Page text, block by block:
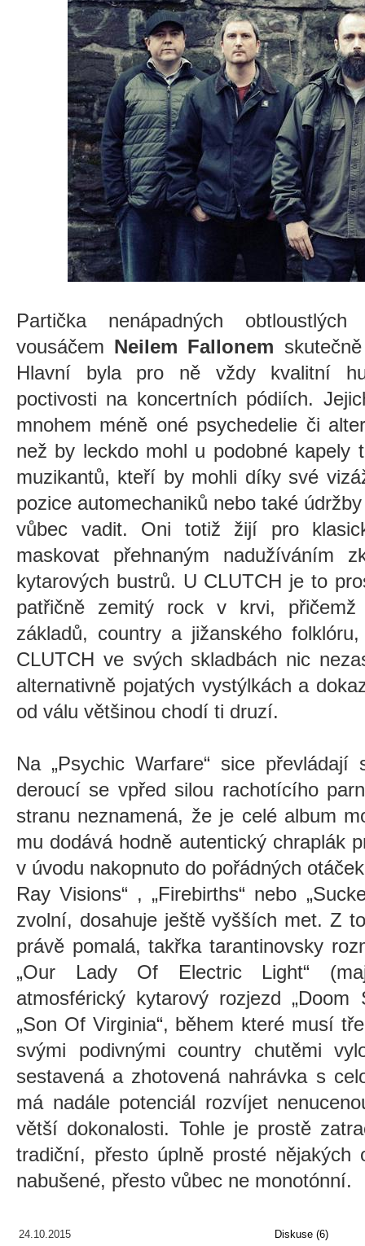
Partička nenápadných
vousáčem Neilem Fallonem
Hlavní byla pro ně vždy kvalitní
poctivosti na koncertních pódiích.
mnohem méně oné psychedelie či
než by leckdo mohl u podobné kapely
muzikantů, kteří by mohli díky své
pozice automechaniků nebo také
vůbec vadit. Oni totiž žijí pro
maskovat přehnaným nadužíváním
kytarových bustrů. U CLUTCH je to
patřičně zemitý rock v krvi,
základů, country a jižanského
CLUTCH ve svých skladbách nic
alternativně pojatých vystýlkách a
od válu většinou chodí ti druzí.
Na „Psychic Warfare“ sice převládají
deroucí se vpřed silou rachotícího
stranu neznamená, že je celé album
mu dodává hodně autentický chraplák
v úvodu nakopnuto do pořádných
Ray Visions“ , „Firebirths“ nebo
zvolní, dosahuje ještě vyšších met. Z
právě pomalá, takřka tarantinovsky
„Our Lady Of Electric Light“
atmosférický kytarový rozjezd „Doom
„Son Of Virginia“, během které musí
svými podivnými country chutěmi
sestavená a zhotovená nahrávka s
má nadále potenciál rozvíjet
větší dokonalosti. Tohle je prostě
tradiční, přesto úplně prosté nějakých
nabušené, přesto vůbec ne monotónní.
24.10.2015 Diskuse (6)